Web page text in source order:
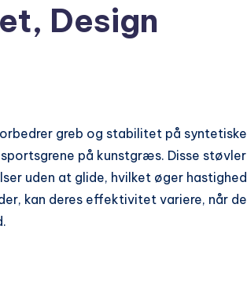
Design
greb og stabilitet på syntetiske
på kunstgræs. Disse støvler
uden at glide, hvilket øger hastighed
kan deres effektivitet variere, når de